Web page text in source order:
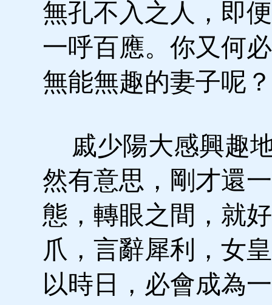
無孔不入之人，即
一呼百應。你又何
無能無趣的妻子呢
戚少陽大感興趣
然有意思，剛才還
態，轉眼之間，就
爪，言辭犀利，女
以時日，必會成為